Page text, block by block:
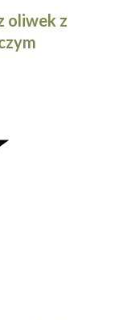
oliwek z